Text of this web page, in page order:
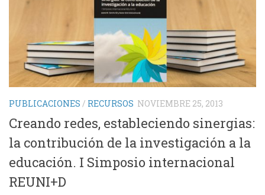
PUBLICACIONES / RECURSOS NOVIEMBRE 25, 2013
Creando redes, estableciendo sinergias:
la contribución de la investigación a la
educación. I Simposio internacional
REUNI+D